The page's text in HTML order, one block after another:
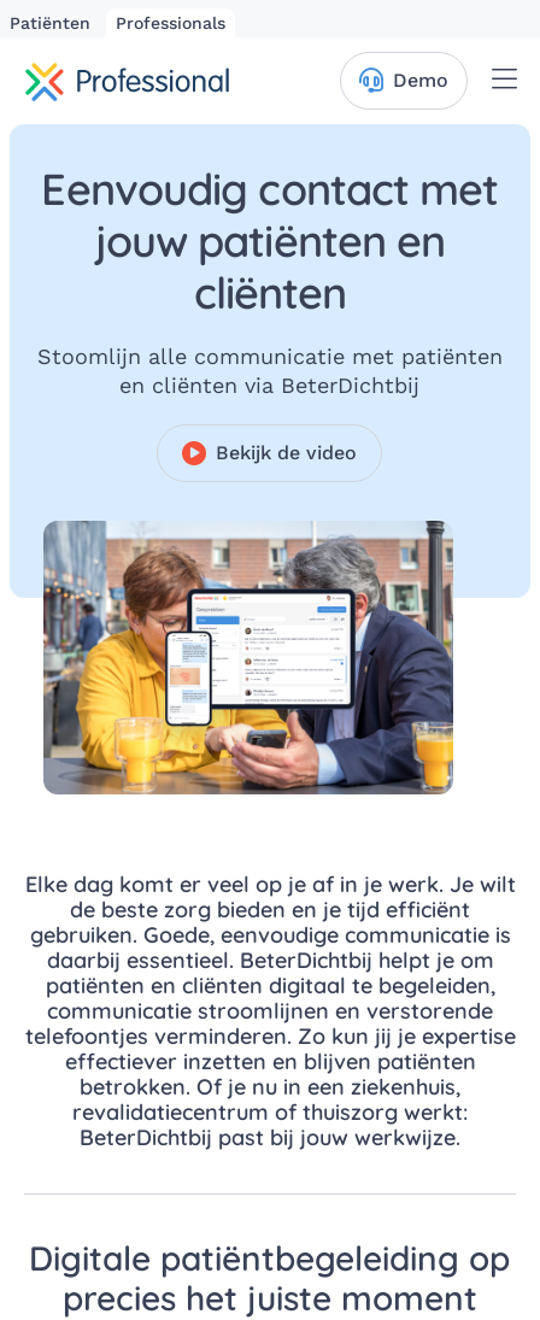
Patiënten Professionals
Demo
Eenvoudig contact met
jouw patiënten en
cliënten
Stoomlijn alle communicatie met patiënten
en cliënten via BeterDichtbij
Bekijk de video
Elke dag komt er veel op je af in je werk. Je wilt
de beste zorg bieden en je tijd efficiënt
gebruiken. Goede, eenvoudige communicatie is
daarbij essentieel. BeterDichtbij helpt je om
patiënten en cliënten digitaal te begeleiden,
communicatie stroomlijnen en verstorende
telefoontjes verminderen. Zo kun jij je expertise
effectiever inzetten en blijven patiënten
betrokken. Of je nu in een ziekenhuis,
revalidatiecentrum of thuiszorg werkt:
BeterDichtbij past bij jouw werkwijze.
Digitale patiëntbegeleiding op
precies het juiste moment